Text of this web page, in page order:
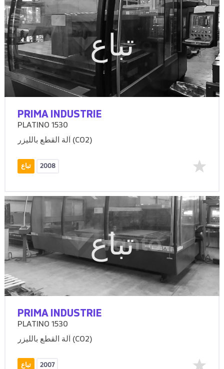
تباع
PRIMA INDUSTRIE
PLATINO 1530
آلة القطع بالليزر (CO2)
تباع 2008
تباع
PRIMA INDUSTRIE
PLATINO 1530
آلة القطع بالليزر (CO2)
تباع 2007